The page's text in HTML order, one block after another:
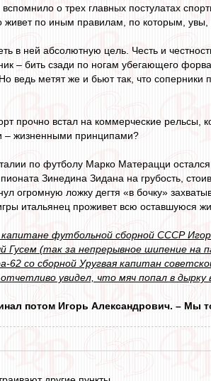
о трех главных постулатах
по иным правилам, по которым, увы,
в ней абсолютную цель. Честь и
– бить сзади по ногам убегающего
метят же и бьют так, что соперники
прочно встал на коммерческие рельсы,
– жизненными принципами?
по футболу Марко Матерацци
Зинедина Зидана на грубость,
огромную ложку дегтя «в бочку»
итальянец проживет всю оставшуюся
футбольной сборной СССР
Гусем (так за непрерывное шипение
со сборной Уругвая капитан
увидел, что мяч попал в дырку
потом Игорь Александрович. – Мы